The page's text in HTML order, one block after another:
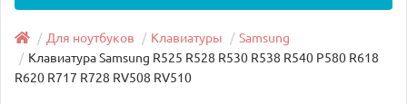
Для ноутбуков Клавиатуры
Samsung
Клавиатура Samsung R525 R528 R530 R538 R540 P580 R618
R620 R717 R728 RV508 RV510